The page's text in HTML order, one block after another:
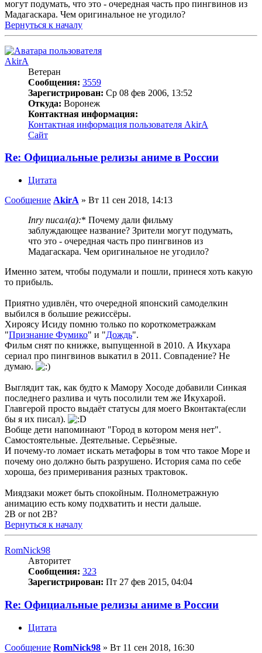
могут подумать, что это - очередная часть про пингвинов из
Мадагаскара. Чем оригинальное не угодило?
Вернуться к началу
AkirA
Ветеран
Сообщения: 3559
Зарегистрирован: Ср 08 фев 2006, 13:52
Откуда: Воронеж
Контактная информация:
Контактная информация пользователя AkirA
Сайт
Re: Официальные релизы аниме в России
Цитата
Сообщение AkirA » Вт 11 сен 2018, 14:13
Inry писал(а):* Почему дали фильму
заблуждающее название? Зрители могут подумать,
что это - очередная часть про пингвинов из
Мадагаскара. Чем оригинальное не угодило?
Именно затем, чтобы подумали и пошли, принеся хоть какую
то прибыль.
Приятно удивлён, что очередной японский самоделкин
выбился в большие режиссёры.
Хироясу Исиду помню только по короткометражкам
"Признание Фумико" и "Дождь".
Фильм снят по книжке, выпущенной в 2010. А Икухара
сериал про пингвинов выкатил в 2011. Совпадение? Не
думаю.
Выглядит так, как будто к Мамору Хосоде добавили Синкая
последнего разлива и чуть посолили тем же Икухарой.
Главгерой просто выдаёт статусы для моего Вконтакта(если
бы я их писал).
Вобще дети напоминают "Город в котором меня нет".
Самостоятельные. Деятельные. Серьёзные.
И почему-то ломает искать метафоры в том что такое Море и
почему оно должно быть разрушено. История сама по себе
хороша, без примеривания разных трактовок.
Миядзаки может быть спокойным. Полнометражную
анимацию есть кому подхватить и нести дальше.
2B or not 2B?
Вернуться к началу
RomNick98
Авторитет
Сообщения: 323
Зарегистрирован: Пт 27 фев 2015, 04:04
Re: Официальные релизы аниме в России
Цитата
Сообщение RomNick98 » Вт 11 сен 2018, 16:30